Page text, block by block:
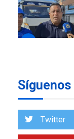
7
Síguenos
Twitter